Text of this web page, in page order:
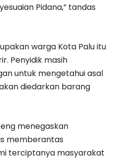
Pidana,” tandas
warga Kota Palu itu
Penyidik masih
untuk mengetahui asal
diedarkan barang
menegaskan
memberantas
terciptanya masyarakat